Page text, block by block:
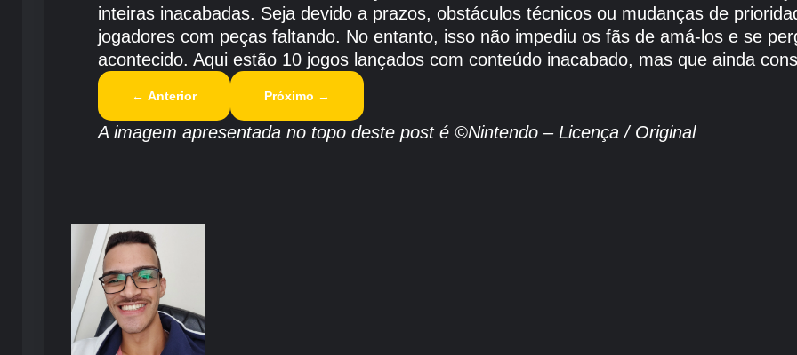
inteiras inacabadas. Seja devido a prazos, obstáculos técnicos ou mudanças de
jogadores com peças faltando. No entanto, isso não impediu os fãs de amá-los e se
acontecido. Aqui estão 10 jogos lançados com conteúdo inacabado, mas que ainda
← Anterior Próximo →
A imagem apresentada no topo deste post é ©Nintendo – Licença / Original